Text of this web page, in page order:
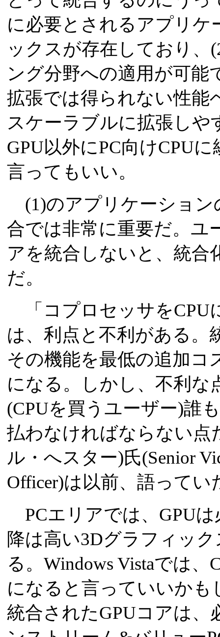
に必要とされるアプリ
ックスが存在しており
ング分野への適用が可能
拡張では得られない性能
スケーラブルに拡張し
GPU以外にPC向けCPU
言ってもいい。
(1)のアプリケーション
合では非常に重要だ。ユ
アを統合しないと、統合
だ。
「コプロセッサをCPU
は、利点と不利がある。
その機能を最低の追加コ
になる。しかし、不利な
(CPUを買うユーザー)誰
払わなければならない点
ル・へスター)氏(Senior
Officer)は以前、語ってい
PCエリアでは、GPUは
降は高い3Dグラフィッ
る。Windows Vistaでは
になると言っていいかも
統合されたGPUコアは